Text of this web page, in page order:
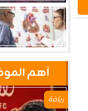
آهم
رياضة